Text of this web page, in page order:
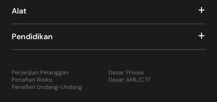
Alat
Pendidikan
Perjanjian Pelanggan
Penafian Risiko
Penafian Undang-Undang
Dasar Privasi
Dasar AML/CTF